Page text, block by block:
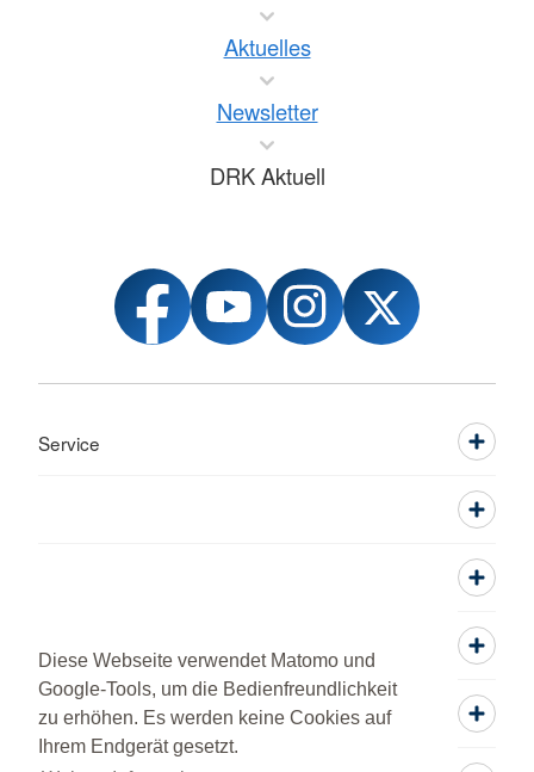
Diese Webseite verwendet Matomo und
Google-Tools, um die Bedienfreundlichkeit
zu erhöhen. Es werden keine Cookies auf
Ihrem Endgerät gesetzt.
Aktuelles
Newsletter
DRK Aktuell
Service